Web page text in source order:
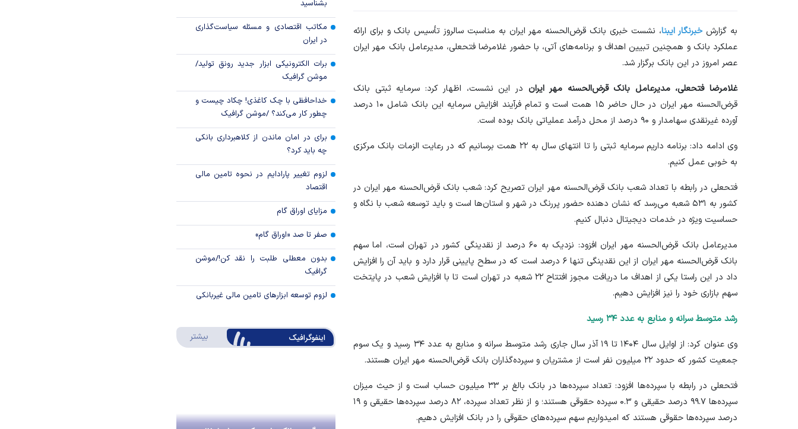
به گزارش خبرنگار ایبنا، نشست خبری بانک قرض‌الحسنه مهر ایران به مناسبت سالروز تأسیس بانک و برای ارائه
عملکرد بانک و همچنین تبیین اهداف و برنامه‌های آتی، با حضور غلامرضا فتحعلی، مدیرعامل بانک مهر ایران
عصر امروز در این بانک برگزار شد.
غلامرضا فتحعلی، مدیرعامل بانک قرض‌الحسنه مهر ایران در این نشست، اظهار کرد: سرمایه ثبتی بانک
قرض‌الحسنه مهر ایران در حال حاضر ۱۵ همت است و تمام فرآیند افزایش سرمایه این بانک شامل ۱۰ درصد
آورده غیرنقدی سهامدار و ۹۰ درصد از محل درآمد عملیاتی بانک بوده است.
وی ادامه داد: برنامه داریم سرمایه ثبتی را تا انتهای سال به ۲۲ همت برسانیم که در رعایت الزمات بانک مرکزی
به خوبی عمل کنیم.
فتحعلی در رابطه با تعداد شعب بانک قرض‌الحسنه مهر ایران تصریح کرد: شعب بانک قرض‌الحسنه مهر ایران در
کشور به ۵۳۱ شعبه می‌رسد که نشان دهنده حضور پر‌رنگ در شهر و استان‌ها است و باید توسعه شعب با نگاه و
حساسیت ویژه در خدمات دیجیتال دنبال کنیم.
مدیرعامل بانک قرض‌الحسنه مهر ایران افزود: نزدیک به ۶۰ درصد از نقدینگی کشور در تهران است، اما سهم
بانک قرض‌الحسنه مهر ایران از این نقدینگی تنها ۶ درصد است که در سطح پایینی قرار دارد و باید آن را افزایش
داد در این راستا یکی از اهداف ما دریافت مجوز افتتاح ۲۲ شعبه در تهران است تا با افزایش شعب در پایتخت
سهم بازاری خود را نیز افزایش دهیم.
رشد متوسط سرانه و منابع به عدد ۳۴ رسید
وی عنوان کرد: از اوایل سال ۱۴۰۴ تا ۱۹ آذر سال جاری رشد متوسط سرانه و منابع به عدد ۳۴ رسید و یک سوم
جمعیت کشور که حدود ۲۲ میلیون نفر است از مشتریان و سپرده‌گذاران بانک قرض‌الحسنه مهر ایران هستند.
فتحعلی در رابطه با سپرده‌ها افزود: تعداد سپرده‌ها در بانک بالغ بر ۳۳ میلیون حساب است و از حیث میزان
سپرده‌ها ۹۹.۷ درصد حقیقی و ۰.۳ سپرده حقوقی هستند؛ و از نظر تعداد سپرده، ۸۲ درصد سپرده‌ها حقیقی و ۱۹
درصد سپرده‌ها حقوقی هستند که امیدواریم سهم سپرده‌های حقوقی را در بانک افزایش دهیم.
جزئیات فعال‌سازی «کیف پول ایران»
استفاده واردکنندگان اقلام سلامت‌محور
شد
بشناسید
مکاتب اقتصادی و مسئله سیاست‌گذاری
در ایران
برات الکترونیکی ابزار جدید رونق تولید/
موشن گرافیک
خداحافظی با چک کاغذی! چکاد چیست و
چطور کار می‌کند؟ /موشن گرافیک
برای در امان ماندن از کلاهبرداری بانکی
چه باید کرد؟
لزوم تغییر پارادایم در نحوه تامین مالی
اقتصاد
مزایای اوراق گام
صفر تا صد «اوراق گام»
بدون معطلی طلبت را نقد کن!/موشن
گرافیک
لزوم توسعه ابزارهای تامین مالی غیربانکی
اینفوگرافیک بیشتر درباره اینفوگرافیک